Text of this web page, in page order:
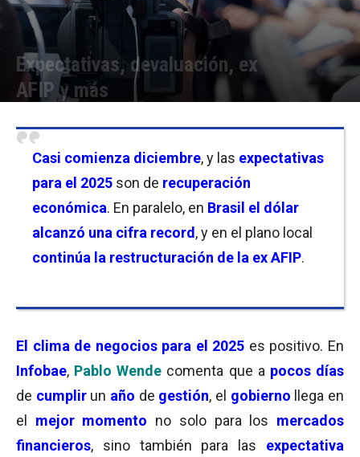
Expectativas, devaluación, ex
AFIP y más
Casi comienza diciembre, y las expectativas
para el 2025 son de recuperación
económica. En paralelo, en Brasil el dólar
alcanzó una cifra record , y en el plano local
continúa la restructuración de la ex AFIP.
El clima de negocios para el 2025 es positivo. En
Infobae, Pablo Wende comenta que a pocos días
de cumplir un año de gestión, el gobierno
llega en
el mejor momento no solo para los mercados
financieros, sino también para las expectativa